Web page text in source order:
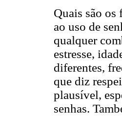
Quais são os
ao uso de
qualquer
estresse,
diferentes,
que diz
plausível,
senhas.